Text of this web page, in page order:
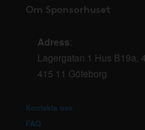
Om Sponsorhuset
Adress:
Lagergatan 1 Hus B19a,
415 11 Göteborg
Kontakta oss
FAQ